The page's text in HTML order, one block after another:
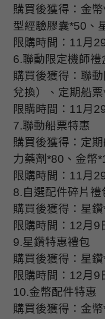
購買後獲得：金幣
型經驗膠囊*50 、
限購時間： 11月
6.聯動限定機師禮
購買後獲得：聯
兌換）、定期船票
限購時間： 11月
7.聯動船票特惠
購買後獲得：定
力藥劑*80 、金幣
限購時間： 11月
8.自選配件碎片禮
購買後獲得：星鑽
限購時間： 12月 9
9.星鑽特惠禮包
購買後獲得：星鑽
限購時間： 12月 9
10.金幣配件特惠
購買後獲得：金幣